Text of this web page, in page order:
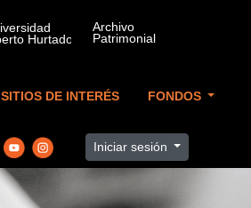
SITIOS DE INTERÉS FONDOS
Iniciar sesión